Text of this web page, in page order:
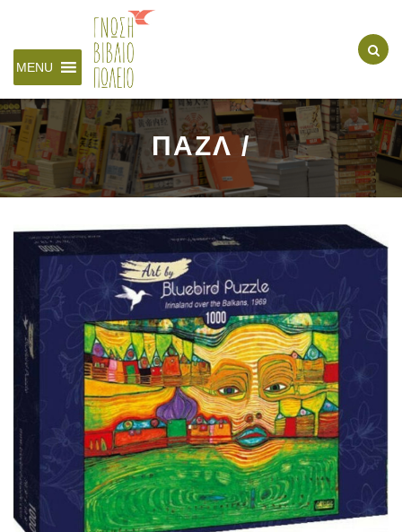
MENU
ΠΑΖΛ /